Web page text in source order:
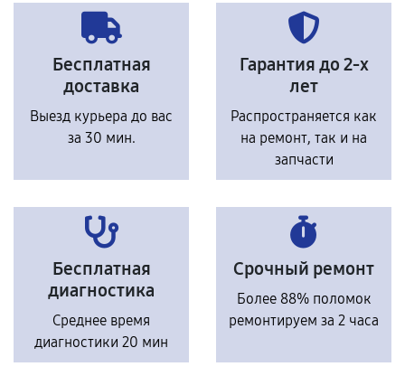
Бесплатная
доставка
Выезд курьера до вас
за 30 мин.
Гарантия до 2-х
лет
Распространяется как
на ремонт, так и на
запчасти
Бесплатная
диагностика
Среднее время
диагностики 20 мин
Срочный ремонт
Более 88% поломок
ремонтируем за 2 часа